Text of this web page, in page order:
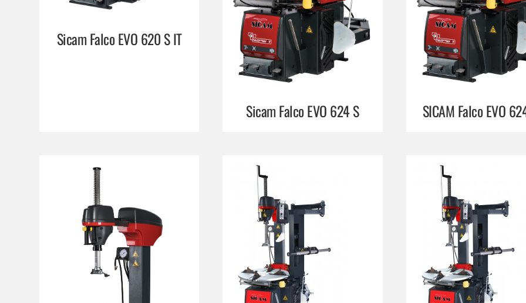
Sicam Falco EVO 620 S IT
Sicam Falco EVO 624 S SICAM Falco EVO